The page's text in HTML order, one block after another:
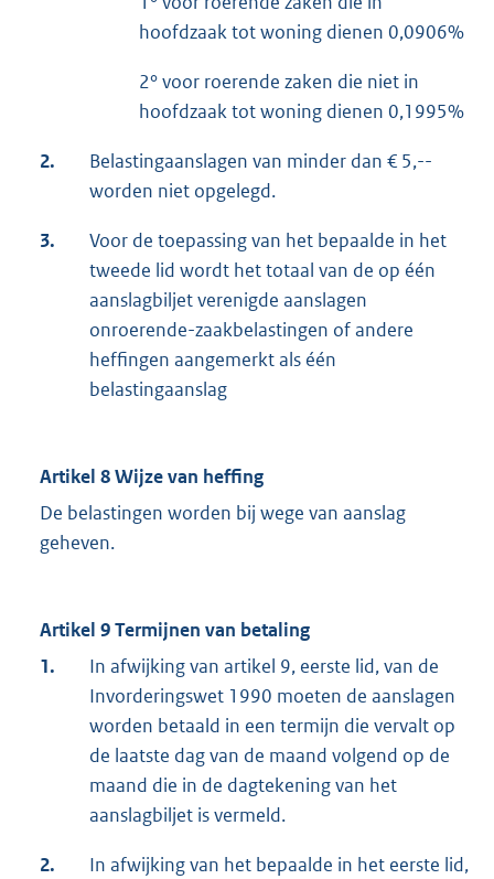
hoofdzaak tot woning dienen 0,0906%
2° voor roerende zaken die niet in
hoofdzaak tot woning dienen 0,1995%
2.
Belastingaanslagen van minder dan € 5,--
worden niet opgelegd.
3.
Voor de toepassing van het bepaalde in het
tweede lid wordt het totaal van de op één
aanslagbiljet verenigde aanslagen
onroerende-zaakbelastingen of andere
heffingen aangemerkt als één
belastingaanslag
Artikel 8 Wijze van heffing
De belastingen worden bij wege van aanslag
geheven.
Artikel 9 Termijnen van betaling
1.
In afwijking van artikel 9, eerste lid, van de
Invorderingswet 1990 moeten de aanslagen
worden betaald in een termijn die vervalt op
de laatste dag van de maand volgend op de
maand die in de dagtekening van het
aanslagbiljet is vermeld.
2.
In afwijking van het bepaalde in het eerste lid,